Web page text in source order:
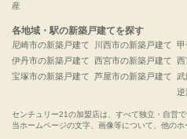
産
各地域・駅の新築戸建てを探す
尼崎市の新築戸建て
伊丹市の新築戸建て
宝塚市の新築戸建て
川西市の新築戸建て
西宮市の新築戸建て
芦屋市の新築戸建て
甲
西
武
逆
センチュリー21の加盟店は、すべて独立・自営で
当ホームページの文字、画像等について、他の